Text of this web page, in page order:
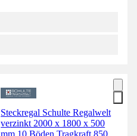
Steckregal Schulte Regalwelt
verzinkt 2000 x 1800 x 500
mm 10 Böden Tragkraft 850